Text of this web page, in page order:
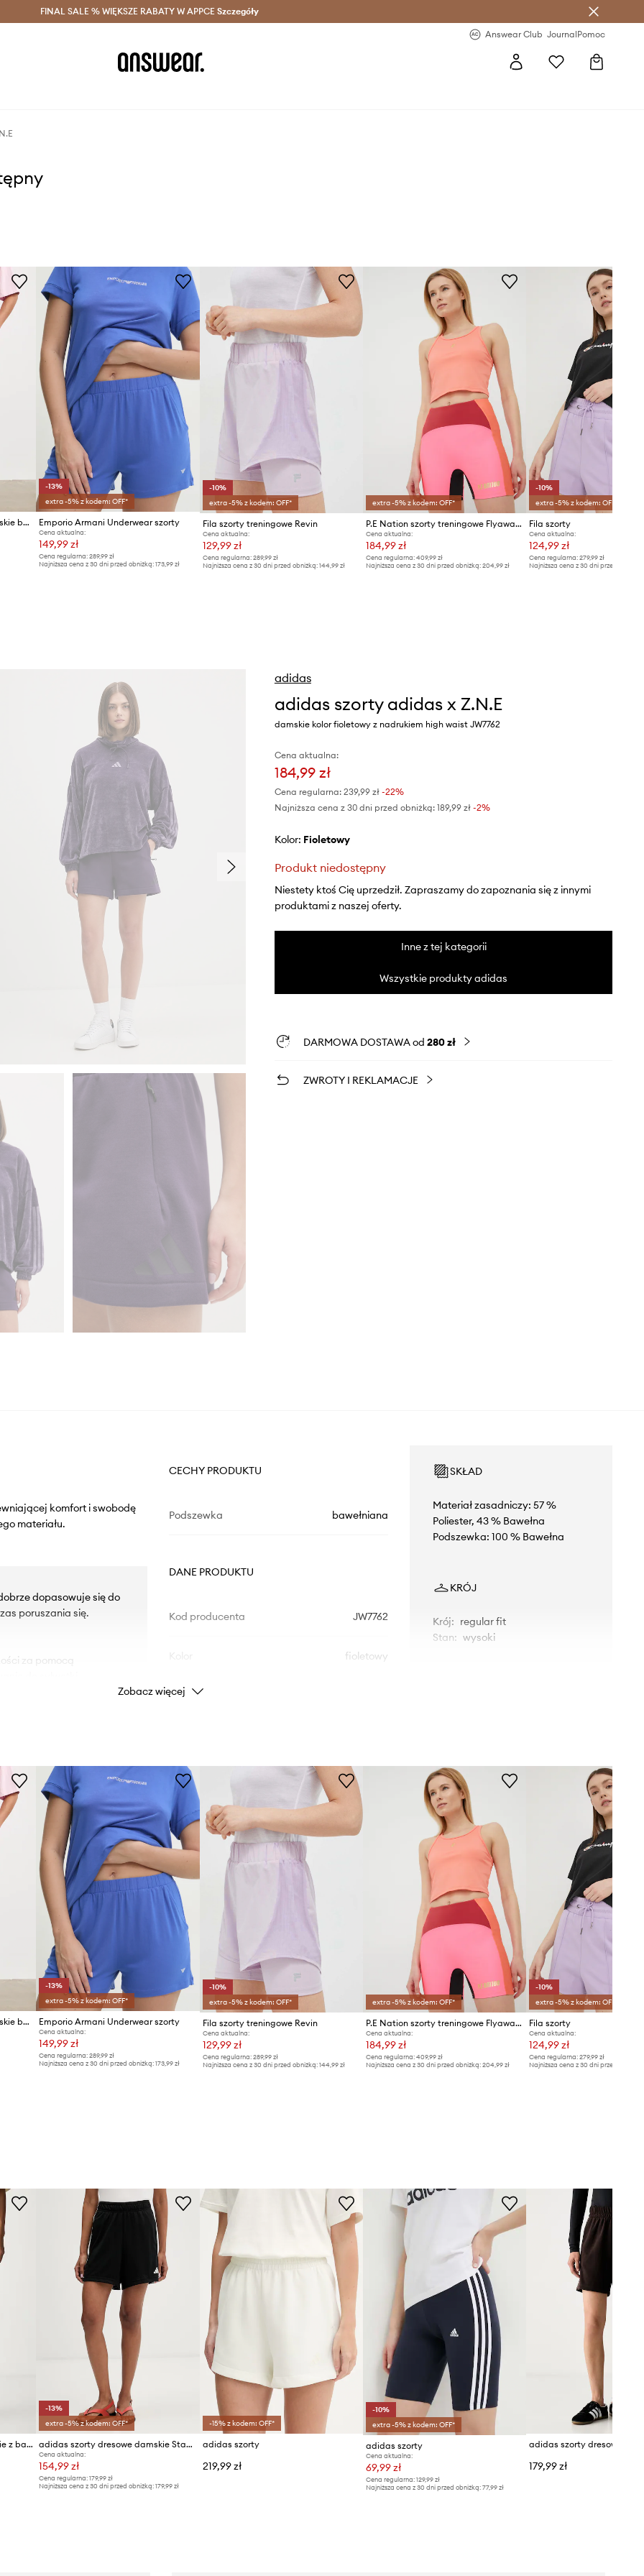
Oszczędzaj z Answear Club > Dostawa nawet w 24h >
FINAL SALE % WIĘKSZE RABATY W APPCE Szczegóły
Answear Club JournalPomoc
Medicine szorty dresowe damskie bawełniane
-13%
extra -5% z kodem: OFF*
Emporio Armani Underwear szorty
Cena aktualna:
149,99 zł
Cena regularna: 289,99 zł
Najniższa cena z 30 dni przed obniżką: 173,99 zł
-10%
extra -5% z kodem: OFF*
Fila szorty treningowe Revin
Cena aktualna:
129,99 zł
Cena regularna: 289,99 zł
Najniższa cena z 30 dni przed obniżką: 144,99 zł
extra -5% z kodem: OFF*
P.E Nation szorty treningowe Flyaway
Cena aktualna:
184,99 zł
Cena regularna:409,99 zł
Najniższa cena z 30 dni przed obniżką:204,99 zł
-10%
extra -5% z kodem: OFF*
Fila szorty
Cena aktualna:
124,99 zł
Cena regularna: 279,99 zł
Najniższa cena z 30 dni przed obniżką:
adidas
adidas szorty adidas x Z.N.E
damskie kolor fioletowy z nadrukiem high waist JW7762
Cena aktualna:
184,99 zł
Cena regularna: 239,99 zł-22%
Najniższa cena z 30 dni przed obniżką: 189,99 zł -2%
Kolor: fioletowy
Produkt niedostępny
Niestety ktoś Cię uprzedził. Zapraszamy do zapoznania się z innymi
produktami z naszej oferty.
Inne z tej kategorii
Wszystkie produkty adidas
DARMOWA DOSTAWA od 280 zł
ZWROTY I REKLAMACJE
komfort i swobodę
materiału.
dopasowuje się do
poruszania się.
za pomocą
CECHY PRODUKTU
Podszewka bawełniana
DANE PRODUKTU
Kod producenta JW7762
fioletowy
Marka
ID Produktu
SKŁAD
Materiał zasadniczy: 57 %
Poliester, 43 % Bawełna
Podszewka: 100 % Bawełna
KRÓJ
Krój: regular fit
Stan: wysoki
Zalecamy wybór rozmiaru, jaki nosisz
zazwyczaj.
Tabela rozmiarów
Zobacz więcej
Medicine szorty dresowe damskie bawełniane
-13%
extra -5% z kodem: OFF*
Emporio Armani Underwear szorty
Cena aktualna:
149,99 zł
Cena regularna: 289,99 zł
Najniższa cena z 30 dni przed obniżką: 173,99 zł
-10%
extra -5% z kodem: OFF*
Fila szorty treningowe Revin
Cena aktualna:
129,99 zł
Cena regularna: 289,99 zł
Najniższa cena z 30 dni przed obniżką: 144,99 zł
extra -5% z kodem: OFF*
P.E Nation szorty treningowe Flyaway
Cena aktualna:
184,99 zł
Cena regularna:409,99 zł
Najniższa cena z 30 dni przed obniżką:204,99 zł
-10%
extra -5% z kodem: OFF*
Fila szorty
Cena aktualna:
124,99 zł
Cena regularna: 279,99 zł
Najniższa cena z 30 dni przed obniżką:
adidas szorty dresowe damskie z bawełną Leopard Pack
-13%
extra -5% z kodem: OFF*
adidas szorty dresowe damskie Stadium
Cena aktualna:
154,99 zł
Cena regularna: 179,99 zł
Najniższa cena z 30 dni przed obniżką: 179,99 zł
-15% z kodem: OFF*
adidas szorty
219,99 zł
-10%
extra -5% z kodem: OFF*
adidas szorty
Cena aktualna:
69,99 zł
Cena regularna:129,99 zł
Najniższa cena z 30 dni przed obniżką:77,99 zł
179,99 zł